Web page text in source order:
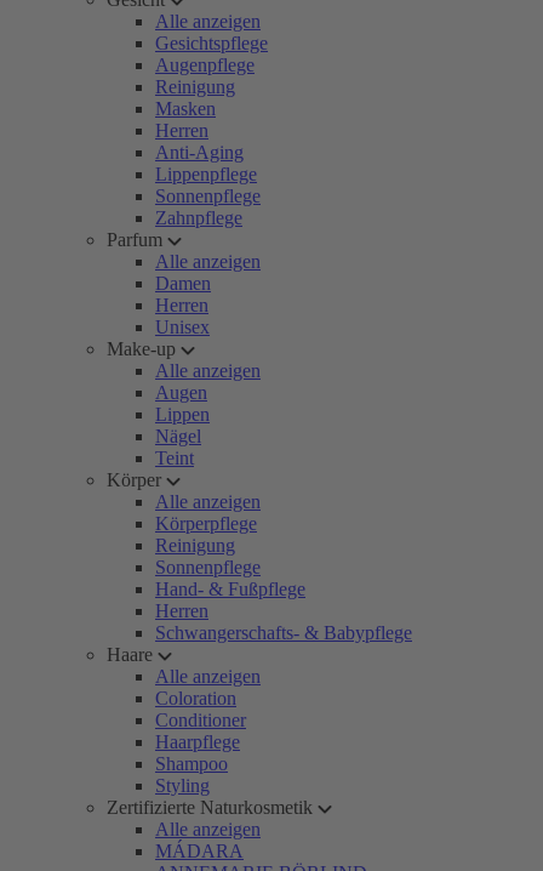
Alle anzeigen
Gesichtspflege
Augenpflege
Reinigung
Masken
Herren
Anti-Aging
Lippenpflege
Sonnenpflege
Zahnpflege
Parfum
Alle anzeigen
Damen
Herren
Unisex
Make-up
Alle anzeigen
Augen
Lippen
Nägel
Teint
Körper
Alle anzeigen
Körperpflege
Reinigung
Sonnenpflege
Hand- & Fußpflege
Herren
Schwangerschafts- & Babypflege
Haare
Alle anzeigen
Coloration
Conditioner
Haarpflege
Shampoo
Styling
Zertifizierte Naturkosmetik
Alle anzeigen
MÁDARA